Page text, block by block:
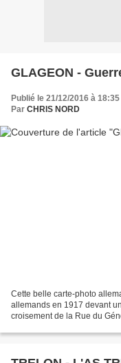
GLAGEON -
Publié le 21/12/2016 à 18:35
Par CHRIS NORD
Cette belle carte-photo
allemands en 1917 devant
croisement de la Rue du